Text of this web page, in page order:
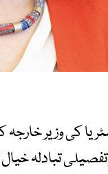
کی وزیر
تبادلہ خیال